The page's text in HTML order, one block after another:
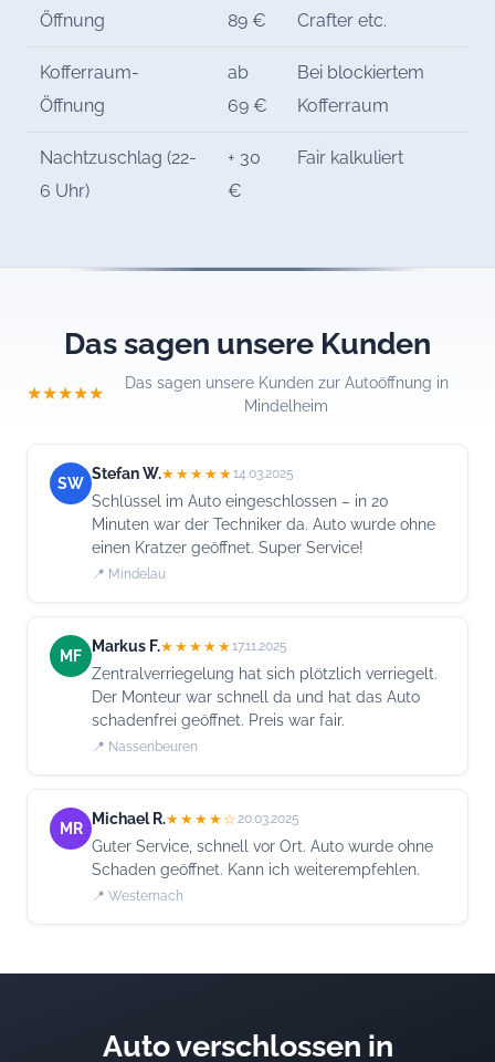
Öffnung
89 €
Crafter etc.
Kofferraum-
Öffnung
ab
69 €
Bei blockiertem
Kofferraum
Nachtzuschlag (22-
6 Uhr)
+ 30
€
Fair kalkuliert
Das sagen unsere Kunden
★★★★★
Das sagen unsere Kunden zur Autoöffnung in
Mindelheim
SW
Stefan W.★★★★★14.03.2025
Schlüssel im Auto eingeschlossen – in 20
Minuten war der Techniker da. Auto wurde ohne
einen Kratzer geöffnet. Super Service!
📍 Mindelau
MF
Markus F.★★★★★17.11.2025
Zentralverriegelung hat sich plötzlich verriegelt.
Der Monteur war schnell da und hat das Auto
schadenfrei geöffnet. Preis war fair.
📍 Nassenbeuren
MR
Michael R.★★★★☆20.03.2025
Guter Service, schnell vor Ort. Auto wurde ohne
Schaden geöffnet. Kann ich weiterempfehlen.
📍 Westernach
Auto verschlossen in